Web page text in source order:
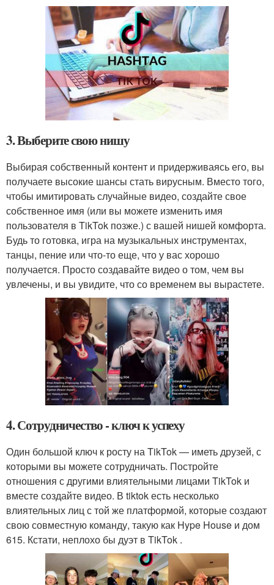
3. Выберите свою нишу
Выбирая собственный контент и придерживаясь его, вы
получаете высокие шансы стать вирусным. Вместо того,
чтобы имитировать случайные видео, создайте свое
собственное имя (или вы можете изменить имя
пользователя в TikTok позже.) с вашей нишей комфорта.
Будь то готовка, игра на музыкальных инструментах,
танцы, пение или что-то еще, что у вас хорошо
получается. Просто создавайте видео о том, чем вы
увлечены, и вы увидите, что со временем вы вырастете.
4. Сотрудничество - ключ к успеху
Один большой ключ к росту на TikTok — иметь друзей, с
которыми вы можете сотрудничать. Постройте
отношения с другими влиятельными лицами TikTok и
вместе создайте видео. В tiktok есть несколько
влиятельных лиц с той же платформой, которые создают
свою совместную команду, такую как Hype House и дом
615. Кстати, неплохо бы дуэт в TikTok .